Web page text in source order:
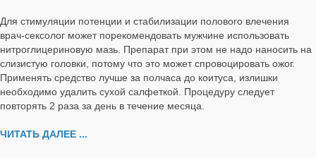
Для стимуляции потенции и стабилизации полового влечения
врач-сексолог может порекомендовать мужчине использовать
нитроглицериновую мазь. Препарат при этом не надо наносить на
слизистую головки, потому что это может спровоцировать ожог.
Применять средство лучше за полчаса до коитуса, излишки
необходимо удалить сухой салфеткой. Процедуру следует
повторять 2 раза за день в течение месяца.
ЧИТАТЬ ДАЛЕЕ ...